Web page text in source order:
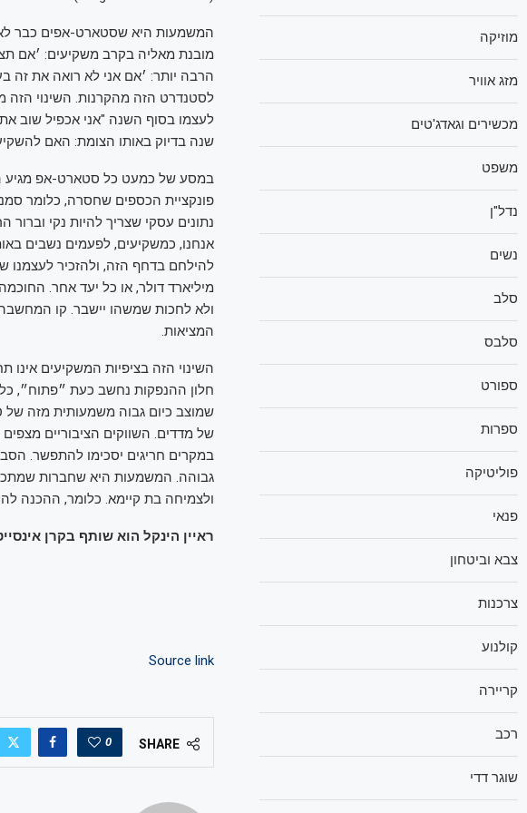
המשמעות היא שסטארט-אפים כבר לא
מובנת מאליה בקרב משקיעים: ׳אם
לסטנדרט הזה מהקרנות. השינוי הזה
לעצמו בסוף השנה "אני אכפיל שוב
שנה בדיוק באותו הצומת: האם
במסע של כמעט כל סטארט-אפ מגיע
פונקציית הכספים שחסרה, כלומר
נתונים עסקי שצריך להיות נקי
אנחנו, כמשקיעים, לפעמים נשבים
להילחם בדחף הזה, ולהזכיר לעצמנו
מיליארד דולר, או כל יעד אחר.
ולא לחכות שמשהו יישבר. קו המחשבה
המציאות.
השינוי הזה בציפיות המשקיעים אינו
של מדדים. השווקים הציבוריים
במקרים חריגים יסכימו להתפשר.
גבוהה. המשמעות היא שחברות
ולצמיחה בת קיימא. כלומר, ההכנה
ראיין הינקל הוא שותף בקרן
Source link
SHARE
0
מוזיקה
מזג אוויר
מכשירים וגאדג'טים
משפט
נדל"ן
נשים
סלב
סלבס
ספורט
ספרות
פוליטיקה
פנאי
צבא וביטחון
צרכנות
קולנוע
קריירה
רכב
שוגר דדי